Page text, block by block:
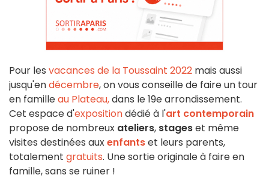
Pour les vacances de la Toussaint 2022 mais aussi
jusqu'endécembre, on vous conseille de faire un tour
en familleau Plateau,dans le 19e arrondissement.
Cet espace d'expositiondédié à l'art contemporain
propose de nombreux ateliers, stageset même
visites destinées auxenfantset leurs parents,
totalement gratuits. Une sortie originale à faire en
famille, sans se ruiner !